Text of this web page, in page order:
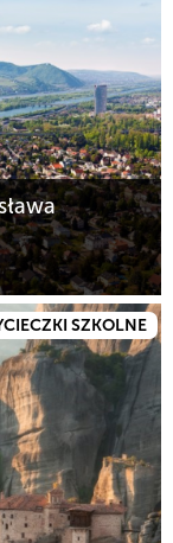
SZKOLNE